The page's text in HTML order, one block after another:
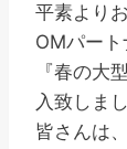
平素より
OMパート
『春の大
入致しまし
皆さんは